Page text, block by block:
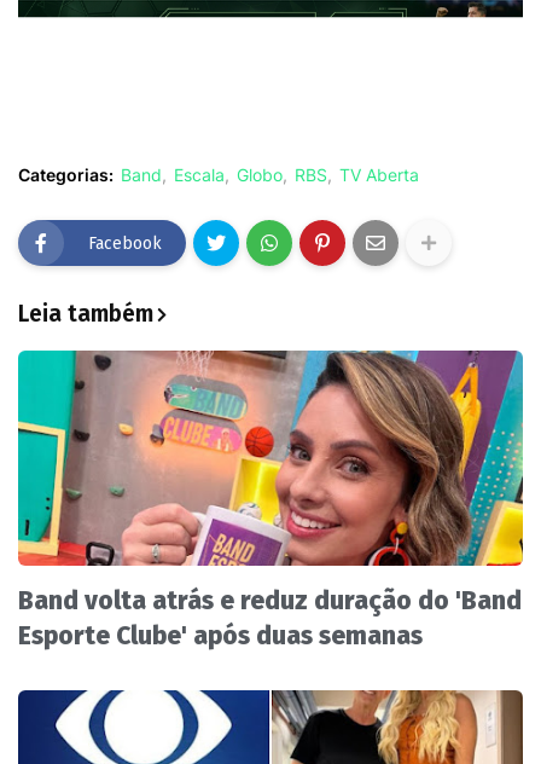
Categorias: Band Escala Globo RBS TV Aberta
Facebook
Leia também
Band volta atrás e reduz duração do 'Band
Esporte Clube' após duas semanas